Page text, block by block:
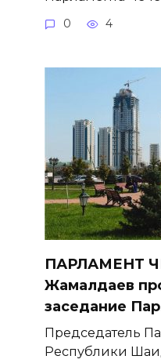
0 4
ПАРЛАМЕНТ
Жамалдаев
заседание
Председатель
Республики